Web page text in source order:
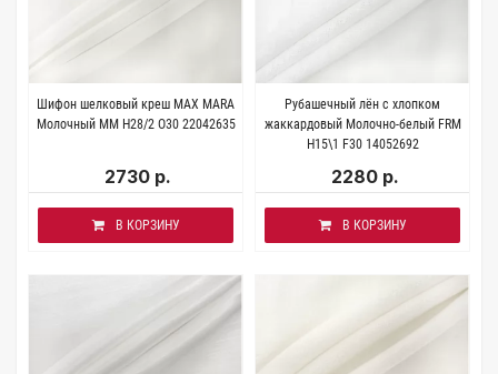
Шифон шелковый креш MAX MARA
Молочный MM H28/2 O30 22042635
2730 р.
В КОРЗИНУ
Рубашечный лён с хлопком
жаккардовый Молочно-белый FRM
H15\1 F30 14052692
2280 р.
В КОРЗИНУ